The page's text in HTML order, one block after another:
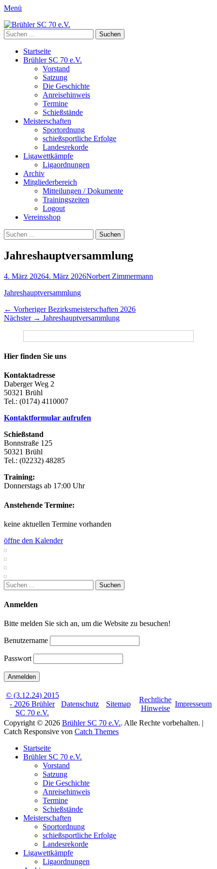
Menü
Brühler SC 70 e.V.
Mitglied des Rheinischen Schützenbundes e.v. 1872 und des
Deutschen Schützenbundes e.V.
Suchen
nach:
Primäres
Menü
Zum
Inhalt
Startseite
Brühler SC 70 e.V.
Vorstand
Satzung
Die Geschichte
Anreisehinweis
Termine
Schießstände
Meisterschaften
Sportordnung
schießsportliche Erfolge
Landesrekorde
Ligawettkämpfe
Ligaordnungen
Archiv
Mitgliederbereich
Mitteilungen / Dokumente
Trainingszeiten
Logout
Vereinsshop
Suchen
Suchen
nach:
Jahreshauptversammlung
Veröffentlicht
4. März 20264. März 2026Autor
Norbert Zimmermann
Jahreshauptversammlung
Beitragsnavigation
← Vorheriger Vorheriger
Beitrag:
Bezirksmeisterschaften 2026
Nächster → Nächster
Jahreshauptversammlung
Hier finden Sie uns
Kontaktadresse
Daberger Weg 2
50321 Brühl
Tel.: (0174) 4110007
Kontaktformular aufrufen
Schießstand
Bonnstraße 125
50321 Brühl
Tel.: (02232) 48285
Training:
Donnerstags ab 17:00 Uhr
Anstehende Termine:
keine aktuellen Termine vorhanden
öffne den Kalender
Suchen
nach:
Anmelden
Bitte melden Sie sich an, um die Website zu besuchen!
Benutzername
Passwort
© (3.12.24) 2015
- 2026 Brühler
SC 70 e.V.
Datenschutz Sitemap
Rechtliche
Hinweise
Impresseum
Copyright © 2026 Brühler SC 70 e.V.. Alle Rechte vorbehalten. |
Catch Responsive von Catch Themes
oben
scrollen
Startseite
Brühler SC 70 e.V.
Vorstand
Satzung
Die Geschichte
Anreisehinweis
Termine
Schießstände
Meisterschaften
Sportordnung
schießsportliche Erfolge
Landesrekorde
Ligawettkämpfe
Ligaordnungen